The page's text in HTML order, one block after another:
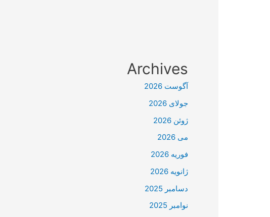
Archives
آگوست 2026
جولای 2026
ژوئن 2026
می 2026
فوریه 2026
ژانویه 2026
دسامبر 2025
نوامبر 2025